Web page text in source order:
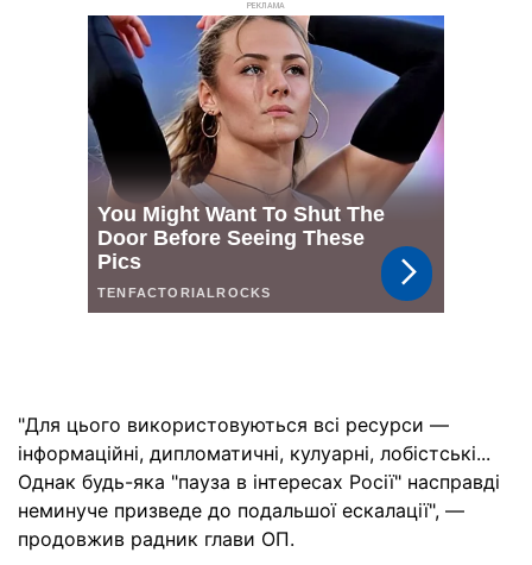
РЕКЛАМА
"Для цього використовуються всі ресурси —
інформаційні, дипломатичні, кулуарні, лобістські...
Однак будь-яка "пауза в інтересах Росії" насправді
неминуче призведе до подальшої ескалації", —
продовжив радник глави ОП.